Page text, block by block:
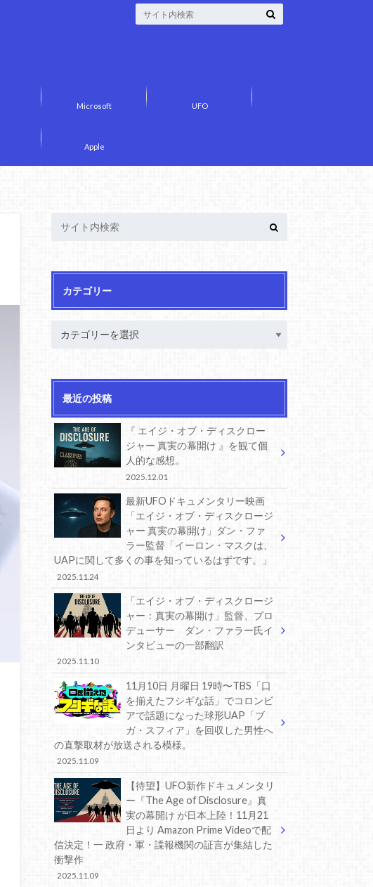
Microsoft UFO
Apple
カテゴリー
最近の投稿
『 エイジ・オブ・ディスクロー
ジャー 真実の幕開け 』を観て個
人的な感想。
2025.12.01
最新UFOドキュメンタリー映画
「エイジ・オブ・ディスクロージ
ャー 真実の幕開け」ダン・ファ
ラー監督「イーロン・マスクは、
UAPに関して多くの事を知っているはずです。」
2025.11.24
「エイジ・オブ・ディスクロージ
ャー：真実の幕開け」監督、プロ
デューサー ダン・ファラー氏イ
ンタビューの一部翻訳
2025.11.10
11月10日 月曜日 19時〜TBS「口
を揃えたフシギな話」でコロンビ
アで話題になった球形UAP「ブ
ガ・スフィア」を回収した男性へ
の直撃取材が放送される模様。
2025.11.09
【待望】UFO新作ドキュメンタリ
ー『The Age of Disclosure』真
実の幕開け が日本上陸！11月21
日より Amazon Prime Videoで配
信決定！一 政府・軍・諜報機関の証言が集結した
衝撃作
2025.11.09